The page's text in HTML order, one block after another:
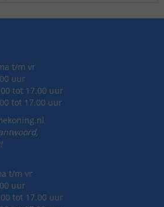
t/m vr
uur
tot 17.00 uur
tot 17.00 uur
t/m vr
uur
tot 17.00 uur